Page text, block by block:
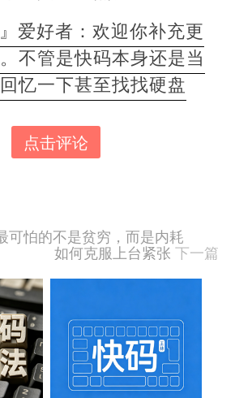
爱好者：欢迎你补充更
不管是快码本身还是当
忆一下甚至找找硬盘
本
于
06
发
布,
被
阅
读
1328
点击评论
可怕的不是贫穷，而是内耗
如何克服上台紧张下一篇